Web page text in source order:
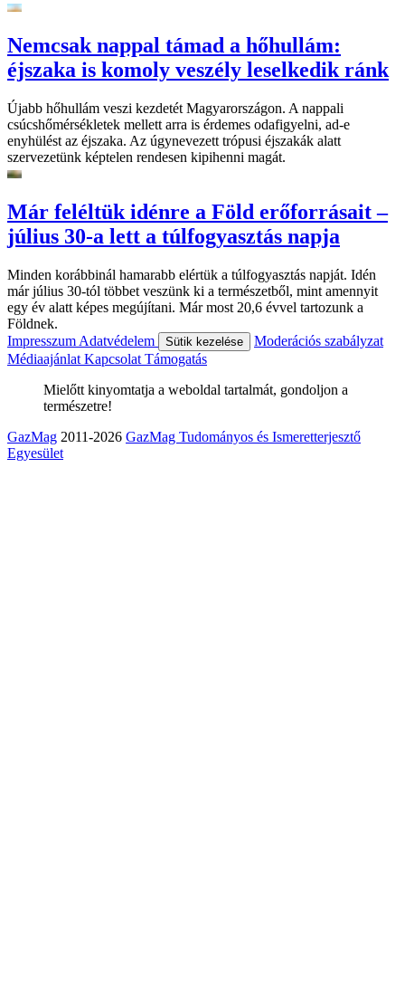
Nemcsak nappal támad a hőhullám:
éjszaka is komoly veszély leselkedik ránk
Újabb hőhullám veszi kezdetét Magyarországon. A nappali
csúcshőmérsékletek mellett arra is érdemes odafigyelni, ad-e
enyhülést az éjszaka. Az úgynevezett trópusi éjszakák alatt
szervezetünk képtelen rendesen kipihenni magát.
Már feléltük idénre a Föld erőforrásait –
július 30-a lett a túlfogyasztás napja
Minden korábbinál hamarabb elértük a túlfogyasztás napját. Idén
már július 30-tól többet veszünk ki a természetből, mint amennyit
egy év alatt képes megújítani. Már most 20,6 évvel tartozunk a
Földnek.
Impresszum Adatvédelem Sütik kezelése
Moderációs szabályzat
Médiaajánlat Kapcsolat Támogatás
Mielőtt kinyomtatja a weboldal tartalmát, gondoljon a
természetre!
GazMag 2011-2026 GazMag Tudományos és Ismeretterjesztő
Egyesület